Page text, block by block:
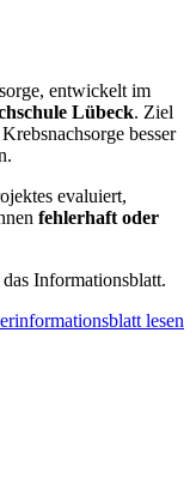
entwickelt im
Lübeck. Ziel
besser
evaluiert,
fehlerhaft oder
Informationsblatt.
lesen